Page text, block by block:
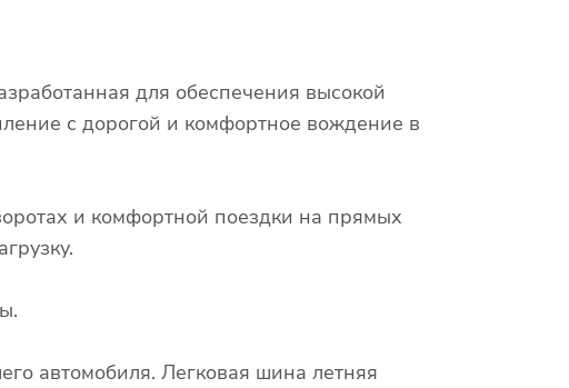
для обеспечения высокой
с дорогой и комфортное вождение в
и комфортной поездки на прямых
автомобиля. Легковая шина летняя